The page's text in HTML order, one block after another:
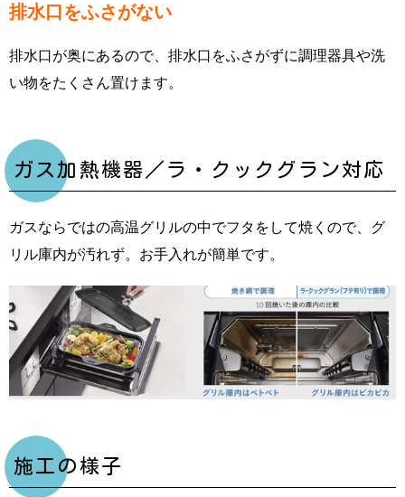
排水口をふさがない
排水口が奥にあるので、排水口をふさがずに調理器具や洗
い物をたくさん置けます。
ガス加熱機器／ラ・クックグラン対応
ガスならではの高温グリルの中でフタをして焼くので、グ
リル庫内が汚れず。お手入れが簡単です。
施工の様子